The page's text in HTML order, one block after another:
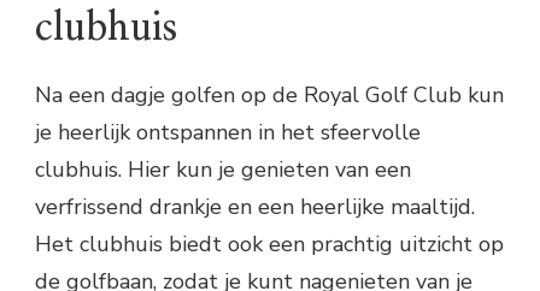
clubhuis
Na een dagje golfen op de Royal Golf Club kun
je heerlijk ontspannen in het sfeervolle
clubhuis. Hier kun je genieten van een
verfrissend drankje en een heerlijke maaltijd.
Het clubhuis biedt ook een prachtig uitzicht op
de golfbaan, zodat je kunt nagenieten van je